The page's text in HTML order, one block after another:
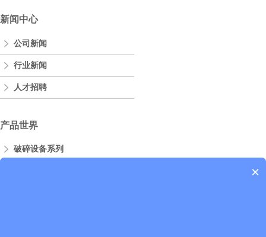
新闻中心
公司新闻
行业新闻
人才招聘
产品世界
破碎设备系列
×